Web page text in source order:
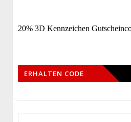
20% 3D Kennzeichen
ERHALTEN CODE